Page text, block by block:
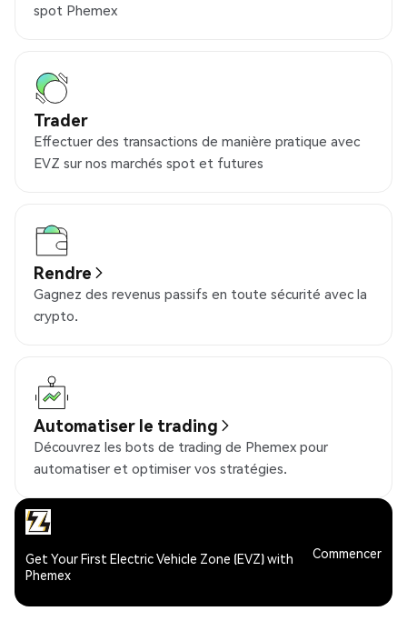
spot Phemex
Trader
Effectuer des transactions de manière pratique avec
EVZ sur nos marchés spot et futures
Rendre
Gagnez des revenus passifs en toute sécurité avec la
crypto.
Automatiser le trading
Découvrez les bots de trading de Phemex pour
automatiser et optimiser vos stratégies.
Get Your First Electric Vehicle Zone (EVZ) with
Phemex
Commencer